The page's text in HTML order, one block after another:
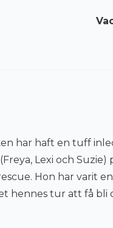
har haft en tuff
Lexi och
Hon har varit
hennes tur att få bli